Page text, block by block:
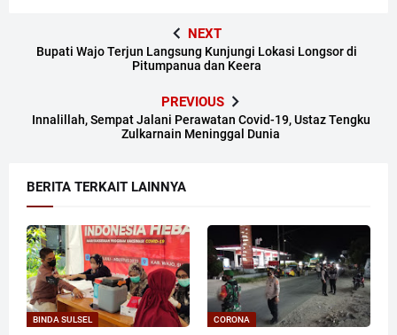
NEXT
Bupati Wajo Terjun Langsung Kunjungi Lokasi Longsor di
Pitumpanua dan Keera
PREVIOUS
Innalillah, Sempat Jalani Perawatan Covid-19, Ustaz Tengku
Zulkarnain Meninggal Dunia
BERITA TERKAIT LAINNYA
BINDA SULSEL CORONA